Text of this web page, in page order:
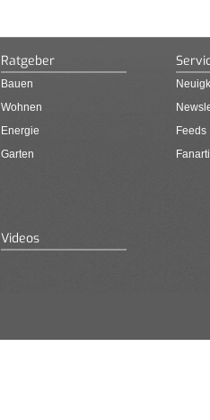
Ratgeber
Bauen
Wohnen
Energie
Garten
Feeds
Videos